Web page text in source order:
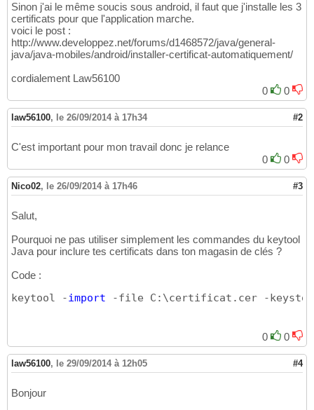
Sinon j'ai le même soucis sous android, il faut que j'installe les 3
certificats pour que l'application marche.
voici le post :
http://www.developpez.net/forums/d1468572/java/general-
java/java-mobiles/android/installer-certificat-automatiquement/
cordialement Law56100
0
0
law56100, le 26/09/2014 à 17h34 #2
C'est important pour mon travail donc je relance
0
0
Nico02, le 26/09/2014 à 17h46 #3
Salut,
Pourquoi ne pas utiliser simplement les commandes du keytool
Java pour inclure tes certificats dans ton magasin de clés ?
Code :
keytool -import -file C:\certificat.cer -
0 0
law56100, le 29/09/2014 à 12h05 #4
Bonjour